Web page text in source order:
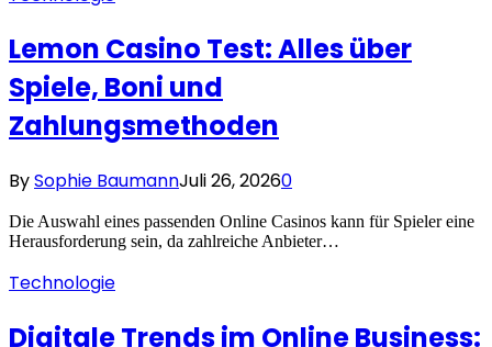
Lemon Casino Test: Alles über
Spiele, Boni und
Zahlungsmethoden
BySophie BaumannJuli 26, 20260
Die Auswahl eines passenden Online Casinos kann für Spieler eine
Herausforderung sein, da zahlreiche Anbieter…
Technologie
Digitale Trends im Online Business: